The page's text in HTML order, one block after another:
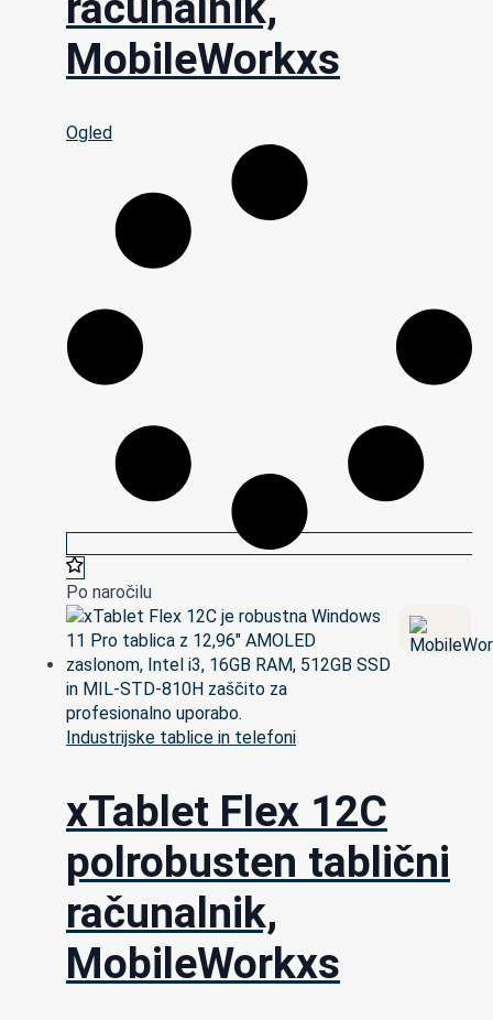
MobileWorkxs
Ogled
Po naročilu
Industrijske tablice in telefoni
xTablet Flex 12C
polrobusten tablični
računalnik,
MobileWorkxs